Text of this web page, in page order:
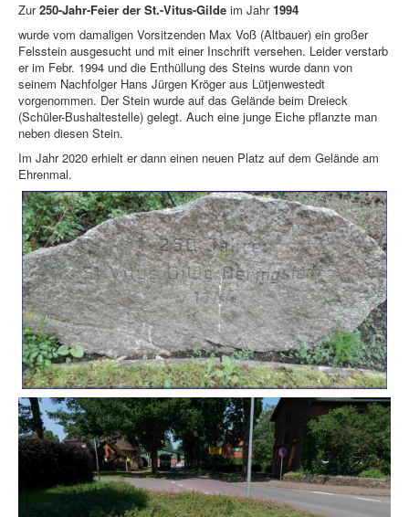
Zur250-Jahr-Feier der St.-Vitus-Gilde im Jahr1994
wurde vom damaligen Vorsitzenden Max Voß (Altbauer) ein großer
Felsstein ausgesucht und mit einer Inschrift versehen. Leider verstarb
er im Febr. 1994 und die Enthüllung des Steins wurde dann von
seinem Nachfolger Hans Jürgen Kröger aus Lütjenwestedt
vorgenommen. Der Stein wurde auf das Gelände beim Dreieck
(Schüler-Bushaltestelle) gelegt. Auch eine junge Eiche pflanzte man
neben diesen Stein.
Im Jahr 2020 erhielt er dann einen neuen Platz auf dem Gelände am
Ehrenmal.